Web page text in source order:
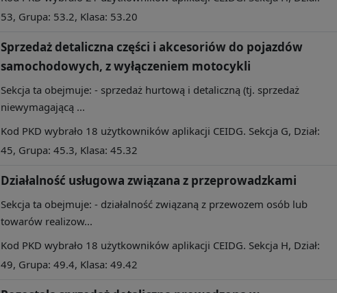
53, Grupa: 53.2, Klasa: 53.20
Sprzedaż detaliczna części i akcesoriów do pojazdów
samochodowych, z wyłączeniem motocykli
Sekcja ta obejmuje: - sprzedaż hurtową i detaliczną (tj. sprzedaż
niewymagającą ...
Kod PKD wybrało 18 użytkowników aplikacji CEIDG. Sekcja G, Dział:
45, Grupa: 45.3, Klasa: 45.32
Działalność usługowa związana z przeprowadzkami
Sekcja ta obejmuje: - działalność związaną z przewozem osób lub
towarów realizow...
Kod PKD wybrało 18 użytkowników aplikacji CEIDG. Sekcja H, Dział:
49, Grupa: 49.4, Klasa: 49.42